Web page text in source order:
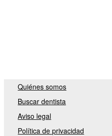
Quiénes somos
Buscar dentista
Aviso legal
Política de privacidad